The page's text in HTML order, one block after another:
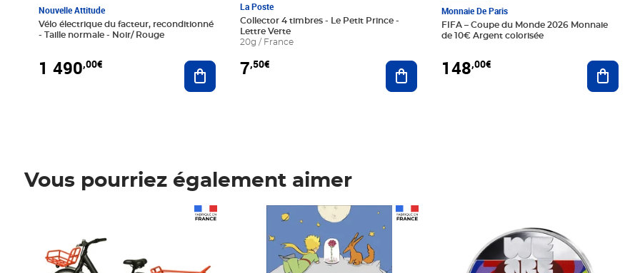
Nouvelle Attitude
Vélo électrique du facteur, reconditionné
- Taille normale - Noir/ Rouge
1 490,00€ Ajouter au panier
La Poste
Collector 4 timbres - Le Petit Prince -
Lettre Verte
20g / France
7,50€ Ajouter au panier
Monnaie De Paris
FIFA – Coupe du Monde 2026 Monnaie
de 10€ Argent colorisée
148,00€
Vous pourriez également aimer
Prix 7,50€